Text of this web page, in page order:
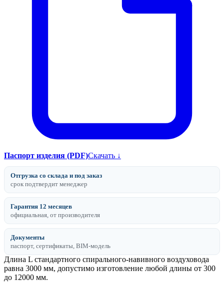
Паспорт изделия (PDF)Скачать ↓
Отгрузка со склада и под заказ
срок подтвердит менеджер
Гарантия 12 месяцев
официальная, от производителя
Документы
паспорт, сертификаты, BIM-модель
Длина L стандартного спирального-навивного воздуховода
равна 3000 мм, допустимо изготовление любой длины от 300
до 12000 мм.